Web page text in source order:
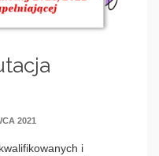
2021
i